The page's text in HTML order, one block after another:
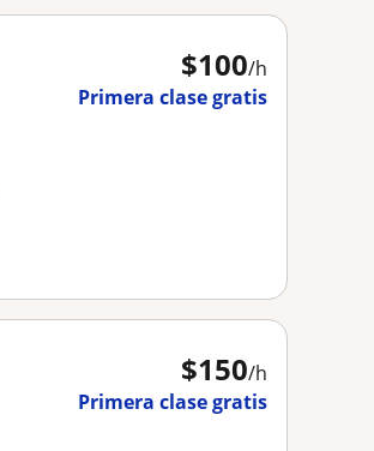
$100/h
Primera clase gratis
$150/h
Primera clase gratis